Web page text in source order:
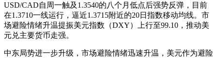
USD/CAD自周一触及1.3540的八个月低点后强势反弹，目前
在1.3710一线运行，逼近1.3715附近的20日指数移动均线。市
场避险情绪升温提振美元指数（DXY）上行至99.10，推动美
元兑主要货币走强。
中东局势进一步升级，市场避险情绪迅速升温，美元作为避险